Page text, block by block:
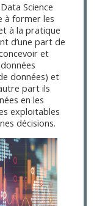
Science
à former les
à la pratique
d’une part de
et
données) et
part ils
en les
exploitables
décisions.